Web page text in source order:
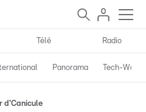
Télé Radio
Panorama Tech-World
d'Canicule